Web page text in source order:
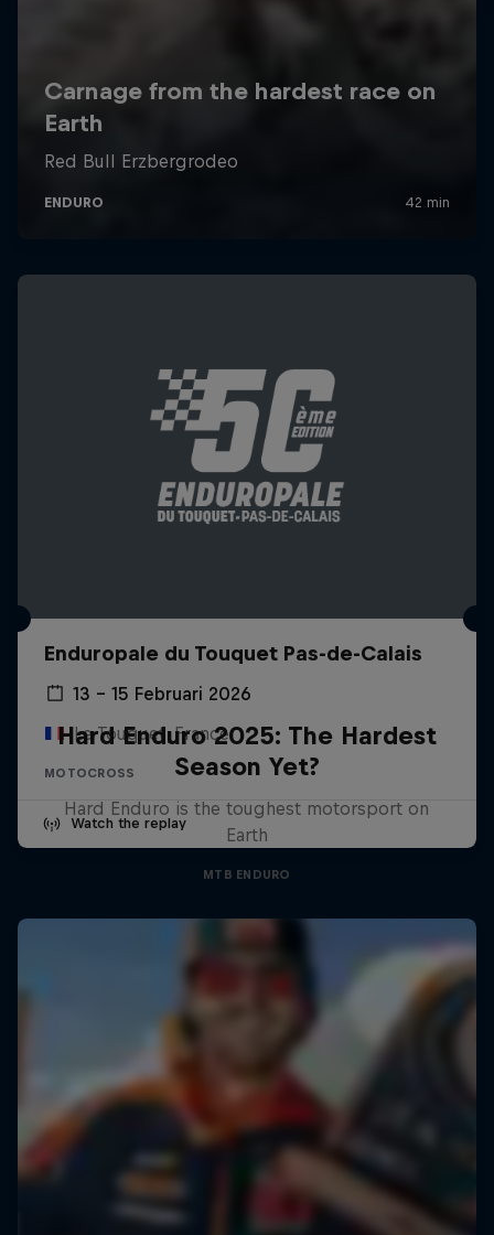
Enduropale du Touquet Pas-de-Calais
13 – 15 Februari 2026
Le Touquet, France
MOTOCROSS
Watch the replay
Hard Enduro 2025: The Hardest
Season Yet?
Hard Enduro is the toughest motorsport on
Earth
MTB ENDURO